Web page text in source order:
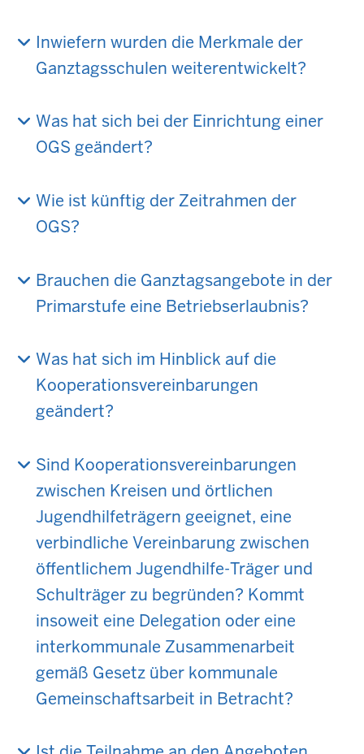
Inwiefern wurden die Merkmale der
Ganztagsschulen weiterentwickelt?
Was hat sich bei der Einrichtung einer
OGS geändert?
Wie ist künftig der Zeitrahmen der
OGS?
Brauchen die Ganztagsangebote in der
Primarstufe eine Betriebserlaubnis?
Was hat sich im Hinblick auf die
Kooperationsvereinbarungen
geändert?
Sind Kooperationsvereinbarungen
zwischen Kreisen und örtlichen
Jugendhilfeträgern geeignet, eine
verbindliche Vereinbarung zwischen
öffentlichem Jugendhilfe-Träger und
Schulträger zu begründen? Kommt
insoweit eine Delegation oder eine
interkommunale Zusammenarbeit
gemäß Gesetz über kommunale
Gemeinschaftsarbeit in Betracht?